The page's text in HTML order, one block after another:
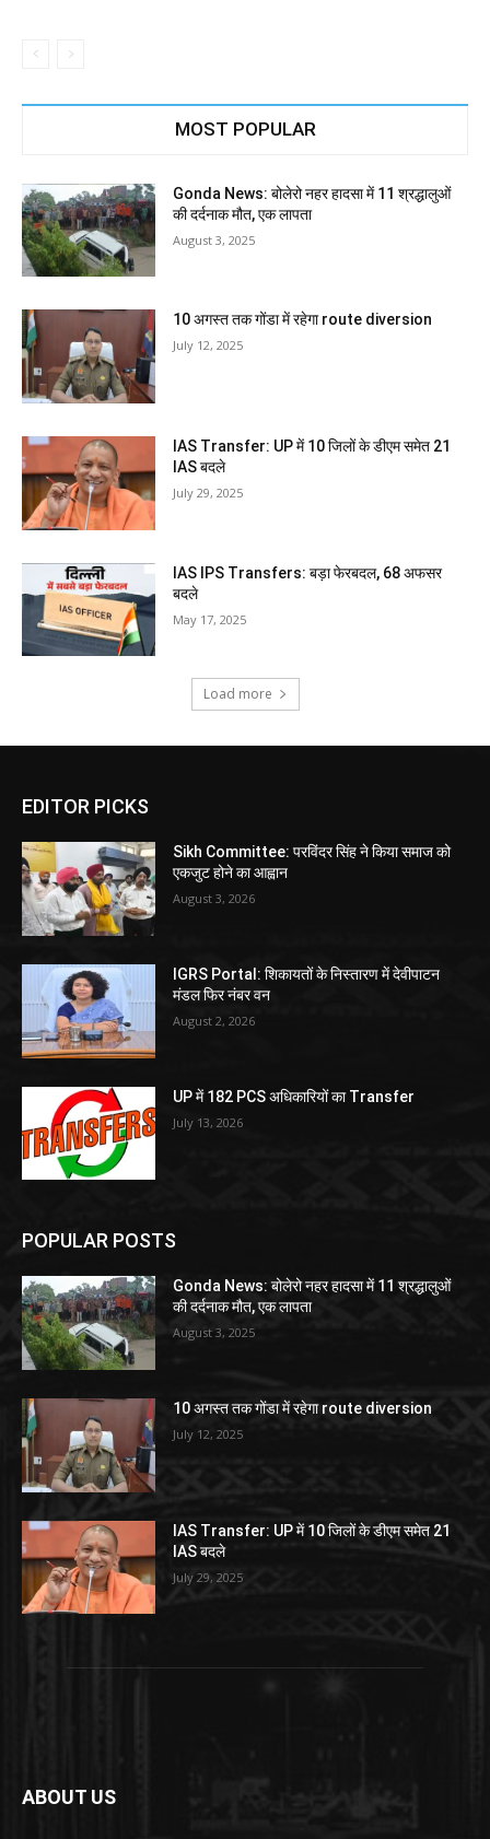
MOST POPULAR
Gonda News: बोलेरो नहर हादसा में 11 श्रद्धालुओं
की दर्दनाक मौत, एक लापता
August 3, 2025
10 अगस्त तक गोंडा में रहेगा route diversion
July 12, 2025
IAS Transfer: UP में 10 जिलों के डीएम समेत 21
IAS बदले
July 29, 2025
IAS IPS Transfers: बड़ा फेरबदल, 68 अफसर
बदले
May 17, 2025
Load more
EDITOR PICKS
Sikh Committee: परविंदर सिंह ने किया समाज को
एकजुट होने का आह्वान
August 3, 2026
IGRS Portal: शिकायतों के निस्तारण में देवीपाटन
मंडल फिर नंबर वन
August 2, 2026
UP में 182 PCS अधिकारियों का Transfer
July 13, 2026
POPULAR POSTS
Gonda News: बोलेरो नहर हादसा में 11 श्रद्धालुओं
की दर्दनाक मौत, एक लापता
August 3, 2025
10 अगस्त तक गोंडा में रहेगा route diversion
July 12, 2025
IAS Transfer: UP में 10 जिलों के डीएम समेत 21
IAS बदले
July 29, 2025
ABOUT US